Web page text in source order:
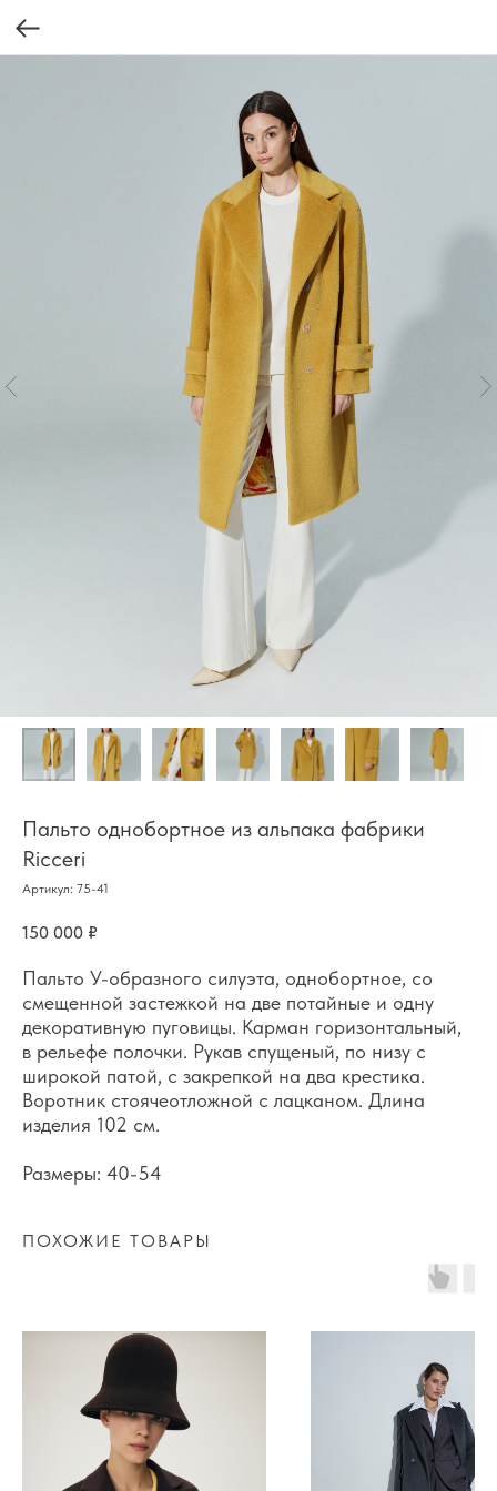
Пальто однобортное из альпака фабрики
Ricceri
Артикул: 75-41
150 000 ₽
Пальто У-образного силуэта, однобортное, со
смещенной застежкой на две потайные и одну
декоративную пуговицы. Карман горизонтальный,
в рельефе полочки. Рукав спущеный, по низу с
широкой патой, с закрепкой на два крестика.
Воротник стоячеотложной с лацканом. Длина
изделия 102 см.
Размеры: 40-54
ПОХОЖИЕ ТОВАРЫ